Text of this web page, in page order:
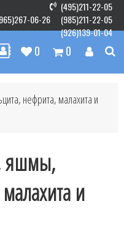
(495)211-22-05
06-26
(985)211-22-05
(926)139-01-04
0 0
нефрита, малахита и
яшмы,
и